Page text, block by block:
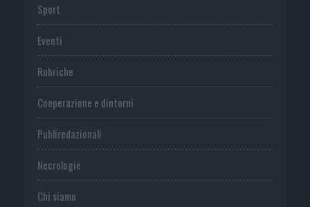
Sport
Eventi
Rubriche
Cooperazione e dintorni
Publiredazionali
Necrologie
Chi siamo